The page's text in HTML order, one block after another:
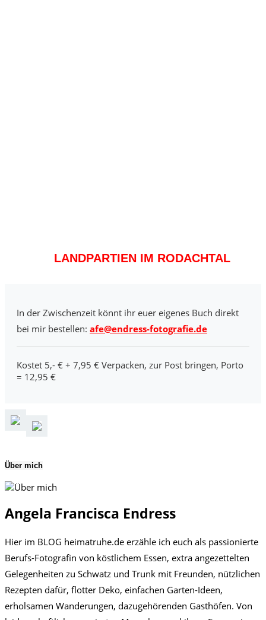
LANDPARTIEN IM RODACHTAL
In der Zwischenzeit könnt ihr euer eigenes Buch direkt
bei mir bestellen: afe@endress-fotografie.de
Kostet 5,- € + 7,95 € Verpacken, zur Post bringen, Porto
= 12,95 €
Über mich
Angela Francisca Endress
Hier im BLOG heimatruhe.de erzähle ich euch als passionierte
Berufs-Fotografin von köstlichem Essen, extra angezettelten
Gelegenheiten zu Schwatz und Trunk mit Freunden, nützlichen
Rezepten dafür, flotter Deko, einfachen Garten-Ideen,
erholsamen Wanderungen, dazugehörenden Gasthöfen. Von